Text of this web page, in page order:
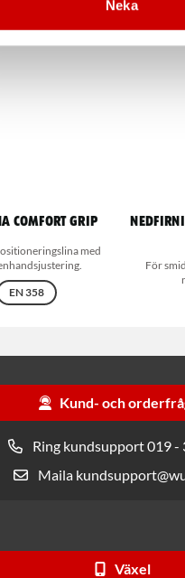
Neka
Comfort Grip
med
EN 358
För
Kund- och
Ring kundsupport 019 -
Maila
Växel